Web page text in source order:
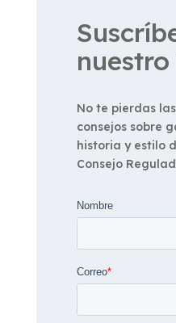
No te pierdas
consejos sobre
historia y estilo
Consejo